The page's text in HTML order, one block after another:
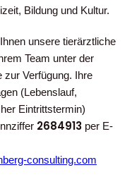
Bildung und Kultur.
unsere tierärztliche
Team unter der
zur Verfügung. Ihre
(Lebenslauf,
Eintrittstermin)
2684913 per E-
consulting.com